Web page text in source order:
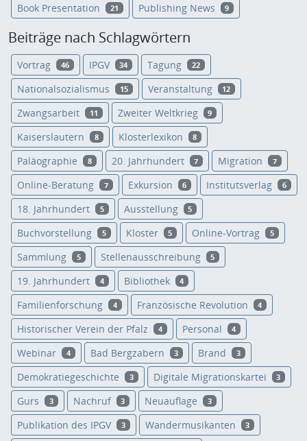
Book Presentation 21 Publishing News 9
Beiträge nach Schlagwörtern
Vortrag 46 IPGV 34 Tagung 22
Nationalsozialismus 15 Veranstaltung 12
Zwangsarbeit 11 Zweiter Weltkrieg 9
Kaiserslautern 8 Klosterlexikon 8
Paläographie 8 20. Jahrhundert 7 Migration 7
Online-Beratung 7 Exkursion 6 Institutsverlag 6
18. Jahrhundert 5 Ausstellung 5
Buchvorstellung 5 Kloster 5 Online-Vortrag 5
Sammlung 5 Stellenausschreibung 5
19. Jahrhundert 4 Bibliothek 4
Familienforschung 4 Französische Revolution 4
Historischer Verein der Pfalz 4 Personal 4
Webinar 4 Bad Bergzabern 3 Brand 3
Demokratiegeschichte 3 Digitale Migrationskartei 3
Gurs 3 Nachruf 3 Neuauflage 3
Publikation des IPGV 3 Wandermusikanten 3